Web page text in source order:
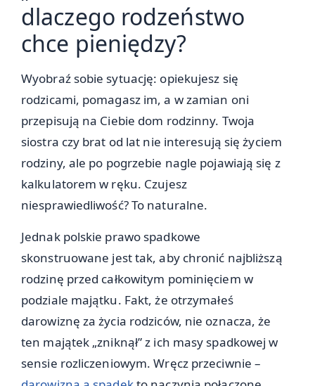
dlaczego rodzeństwo
chce pieniędzy?
Wyobraź sobie sytuację: opiekujesz się
rodzicami, pomagasz im, a w zamian oni
przepisują na Ciebie dom rodzinny. Twoja
siostra czy brat od lat nie interesują się życiem
rodziny, ale po pogrzebie nagle pojawiają się z
kalkulatorem w ręku. Czujesz
niesprawiedliwość? To naturalne.
Jednak polskie prawo spadkowe
skonstruowane jest tak, aby chronić najbliższą
rodzinę przed całkowitym pominięciem w
podziale majątku. Fakt, że otrzymałeś
darowiznę za życia rodziców, nie oznacza, że
ten majątek „zniknął” z ich masy spadkowej w
sensie rozliczeniowym. Wręcz przeciwnie –